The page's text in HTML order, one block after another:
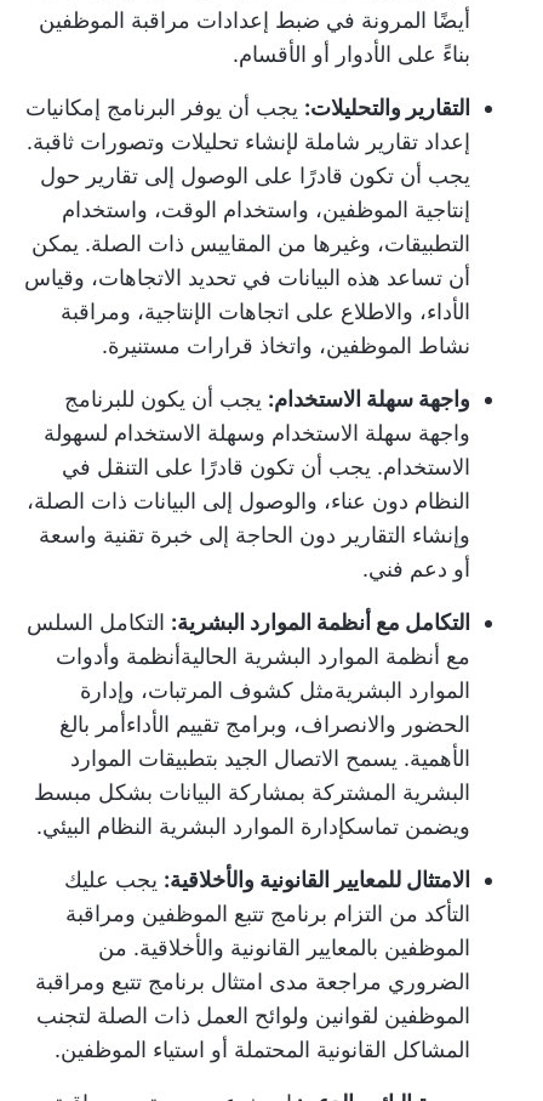
أيضًا المرونة في ضبط إعدادات مراقبة الموظفين
بناءً على الأدوار أو الأقسام.
التقارير والتحليلات: يجب أن يوفر البرنامج إمكانيات
إعداد تقارير شاملة لإنشاء تحليلات وتصورات ثاقبة.
يجب أن تكون قادرًا على الوصول إلى تقارير حول
إنتاجية الموظفين، واستخدام الوقت، واستخدام
التطبيقات، وغيرها من المقاييس ذات الصلة. يمكن
أن تساعد هذه البيانات في تحديد الاتجاهات، وقياس
الأداء، والاطلاع على اتجاهات الإنتاجية، ومراقبة
نشاط الموظفين، واتخاذ قرارات مستنيرة.
واجهة سهلة الاستخدام: يجب أن يكون للبرنامج
واجهة سهلة الاستخدام وسهلة الاستخدام لسهولة
الاستخدام. يجب أن تكون قادرًا على التنقل في
النظام دون عناء، والوصول إلى البيانات ذات الصلة،
وإنشاء التقارير دون الحاجة إلى خبرة تقنية واسعة
أو دعم فني.
التكامل مع أنظمة الموارد البشرية: التكامل السلس
مع أنظمة الموارد البشرية الحاليةأنظمة وأدوات
الموارد البشريةمثل كشوف المرتبات، وإدارة
الحضور والانصراف، وبرامج تقييم الأداءأمر بالغ
الأهمية. يسمح الاتصال الجيد بتطبيقات الموارد
البشرية المشتركة بمشاركة البيانات بشكل مبسط
ويضمن تماسكإدارة الموارد البشرية النظام البيئي.
الامتثال للمعايير القانونية والأخلاقية: يجب عليك
التأكد من التزام برنامج تتبع الموظفين ومراقبة
الموظفين بالمعايير القانونية والأخلاقية. من
الضروري مراجعة مدى امتثال برنامج تتبع ومراقبة
الموظفين لقوانين ولوائح العمل ذات الصلة لتجنب
المشاكل القانونية المحتملة أو استياء الموظفين.